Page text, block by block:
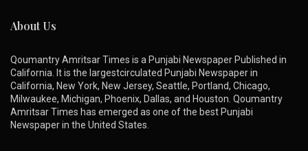
About Us
Qoumantry Amritsar Times is a Punjabi Newspaper Published in
California. It is the largestcirculated Punjabi Newspaper in
California, New York, New Jersey, Seattle, Portland, Chicago,
Milwaukee, Michigan, Phoenix, Dallas, and Houston. Qoumantry
Amritsar Times has emerged as one of the best Punjabi
Newspaper in the United States.